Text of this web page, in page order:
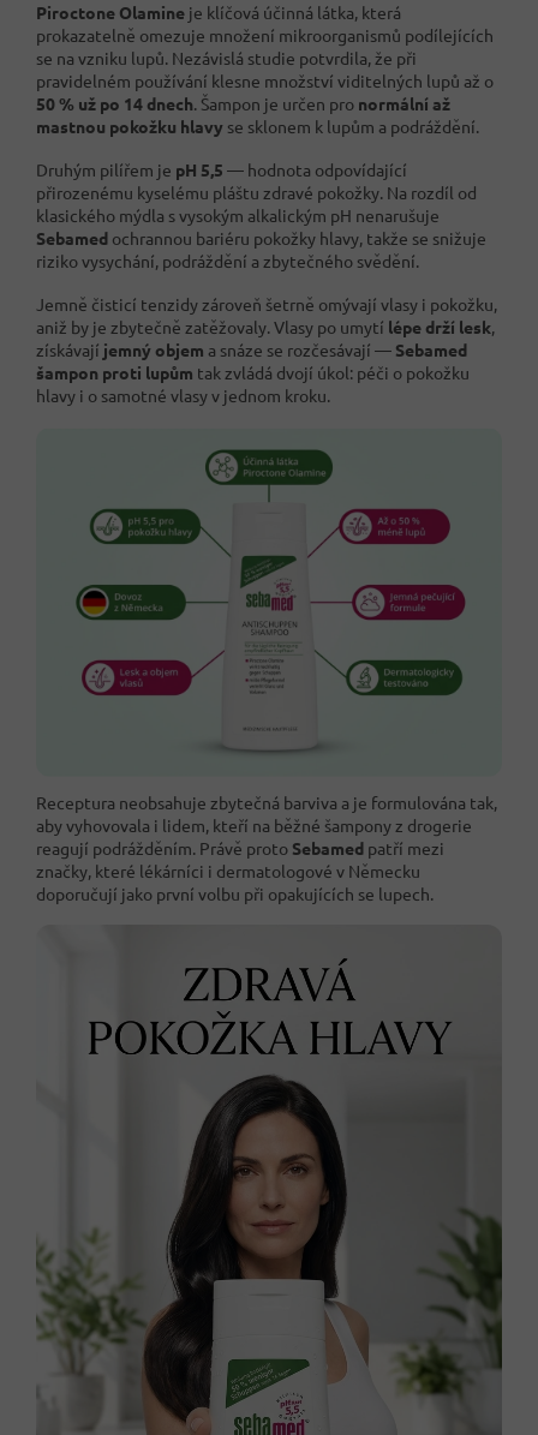
Piroctone Olamine je klíčová účinná látka, která
prokazatelně omezuje množení mikroorganismů podílejících
se na vzniku lupů. Nezávislá studie potvrdila, že při
pravidelném používání klesne množství viditelných lupů až o
50 % už po 14 dnech. Šampon je určen pro normální až
mastnou pokožku hlavy se sklonem k lupům a podráždění.
Druhým pilířem je pH 5,5 — hodnota odpovídající
přirozenému kyselému pláštu zdravé pokožky. Na rozdíl od
klasického mýdla s vysokým alkalickým pH nenarušuje
Sebamed ochrannou bariéru pokožky hlavy, takže se snižuje
riziko vysychání, podráždění a zbytečného svědění.
Jemně čisticí tenzidy zároveň šetrně omývají vlasy i pokožku,
aniž by je zbytečně zatěžovaly. Vlasy po umytí lépe drží lesk,
získávají jemný objem a snáze se rozčesávají — Sebamed
šampon proti lupům tak zvládá dvojí úkol: péči o pokožku
hlavy i o samotné vlasy v jednom kroku.
Receptura neobsahuje zbytečná barviva a je formulována tak,
aby vyhovovala i lidem, kteří na běžné šampony z drogerie
reagují podrážděním. Právě proto Sebamed patří mezi
značky, které lékárníci i dermatologové v Německu
doporučují jako první volbu při opakujících se lupech.